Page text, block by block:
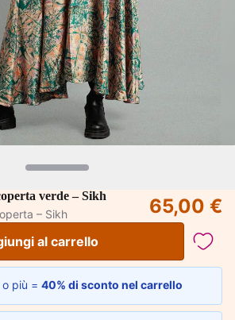
verde – Sikh
– Sikh
65,00 €
al carrello
più = 40% di sconto nel carrello